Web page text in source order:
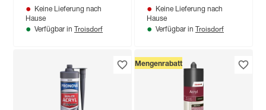
Keine Lieferung nach
Hause
Verfügbar in Troisdorf
Keine Lieferung nach
Hause
Verfügbar in Troisdorf
Mengenrabatt